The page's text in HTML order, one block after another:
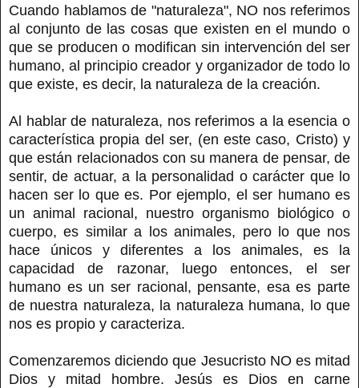
Cuando hablamos de "naturaleza", NO nos referimos
al conjunto de las cosas que existen en el mundo o
que se producen o modifican sin intervención del ser
humano, al principio creador y organizador de todo lo
que existe, es decir, la naturaleza de la creación.
Al hablar de naturaleza, nos referimos a la esencia o
característica propia del ser, (en este caso, Cristo) y
que están relacionados con su manera de pensar, de
sentir, de actuar, a la personalidad o carácter que lo
hacen ser lo que es. Por ejemplo, el ser humano es
un animal racional, nuestro organismo biológico o
cuerpo, es similar a los animales, pero lo que nos
hace únicos y diferentes a los animales, es la
capacidad de razonar, luego entonces, el ser
humano es un ser racional, pensante, esa es parte
de nuestra naturaleza, la naturaleza humana, lo que
nos es propio y caracteriza.
Comenzaremos diciendo que Jesucristo NO es mitad
Dios y mitad hombre. Jesús es Dios en carne